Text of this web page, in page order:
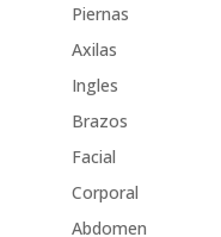
Piernas
Axilas
Ingles
Brazos
Facial
Corporal
Abdomen